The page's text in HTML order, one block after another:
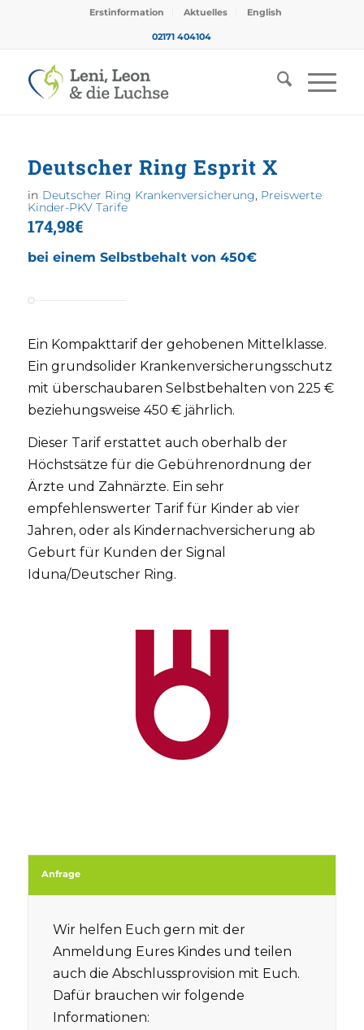
Erstinformation Aktuelles English
02171 404104
Deutscher Ring Esprit X
in Deutscher Ring Krankenversicherung, Preiswerte
Kinder-PKV Tarife
174,98€
bei einem Selbstbehalt von 450€
Ein Kompakttarif der gehobenen Mittelklasse.
Ein grundsolider Krankenversicherungsschutz
mit überschaubaren Selbstbehalten von 225 €
beziehungsweise 450 € jährlich.
Dieser Tarif erstattet auch oberhalb der
Höchstsätze für die Gebührenordnung der
Ärzte und Zahnärzte. Ein sehr
empfehlenswerter Tarif für Kinder ab vier
Jahren, oder als Kindernachversicherung ab
Geburt für Kunden der Signal
Iduna/Deutscher Ring.
Anfrage
Wir helfen Euch gern mit der
Anmeldung Eures Kindes und teilen
auch die Abschlussprovision mit Euch.
Dafür brauchen wir folgende
Informationen: